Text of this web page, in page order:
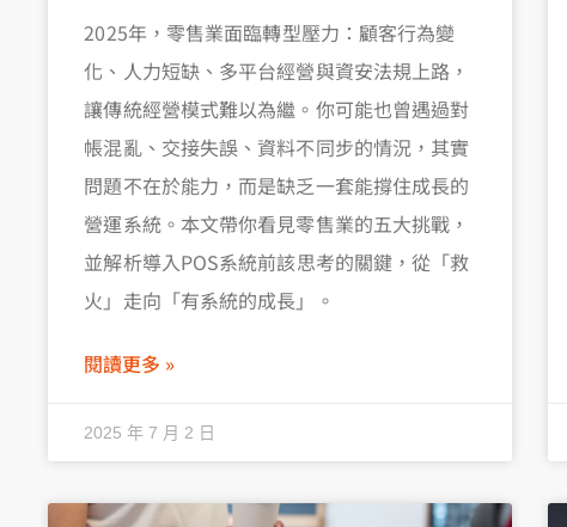
2025年，零售業面臨轉型壓力：顧客行為變
化、人力短缺、多平台經營與資安法規上路，
讓傳統經營模式難以為繼。你可能也曾遇過對
帳混亂、交接失誤、資料不同步的情況，其實
問題不在於能力，而是缺乏一套能撐住成長的
營運系統。本文帶你看見零售業的五大挑戰，
並解析導入POS系統前該思考的關鍵，從「救
火」走向「有系統的成長」。
閱讀更多 »
2025 年 7 月 2 日